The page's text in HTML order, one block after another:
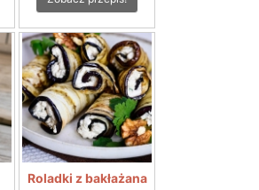
Roladki z bakłażana